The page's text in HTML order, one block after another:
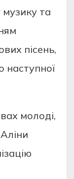
музику та
пісень,
наступної
молоді,